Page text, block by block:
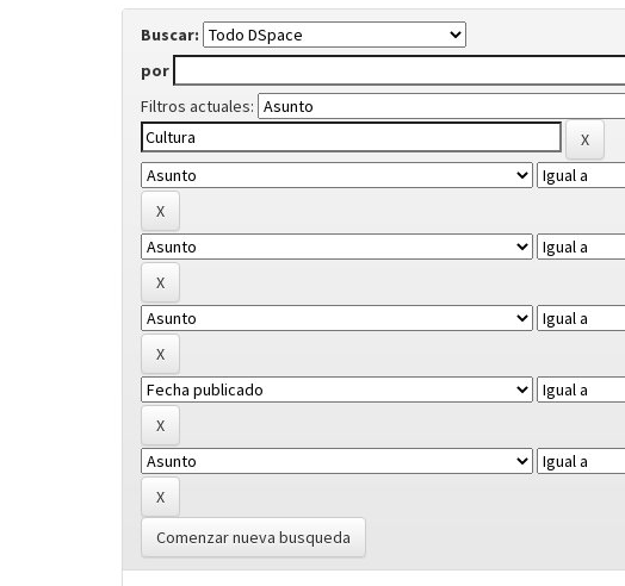
Buscar:
por
Filtros actuales:
Comenzar nueva busqueda